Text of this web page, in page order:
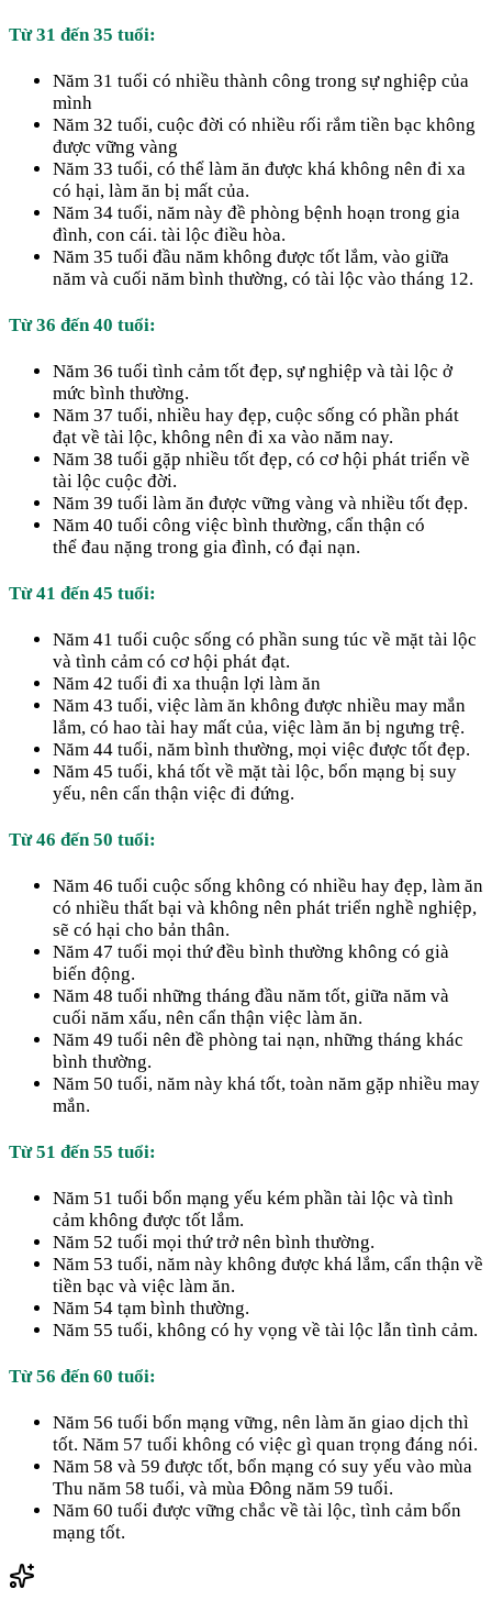
Từ 31 đến 35 tuổi:
Năm 31 tuổi có nhiều thành công trong sự nghiệp của
mình
Năm 32 tuổi, cuộc đời có nhiều rối rắm tiền bạc không
được vững vàng
Năm 33 tuổi, có thể làm ăn được khá không nên đi xa
có hại, làm ăn bị mất của.
Năm 34 tuổi, năm này đề phòng bệnh hoạn trong gia
đình, con cái. tài lộc điều hòa.
Năm 35 tuổi đầu năm không được tốt lắm, vào giữa
năm và cuối năm bình thường, có tài lộc vào tháng 12.
Từ 36 đến 40 tuổi:
Năm 36 tuổi tình cảm tốt đẹp, sự nghiệp và tài lộc ở
mức bình thường.
Năm 37 tuổi, nhiều hay đẹp, cuộc sống có phần phát
đạt về tài lộc, không nên đi xa vào năm nay.
Năm 38 tuổi gặp nhiều tốt đẹp, có cơ hội phát triển về
tài lộc cuộc đời.
Năm 39 tuổi làm ăn được vững vàng và nhiều tốt đẹp.
Năm 40 tuổi công việc bình thường, cẩn thận có
thể đau nặng trong gia đình, có đại nạn.
Từ 41 đến 45 tuổi:
Năm 41 tuổi cuộc sống có phần sung túc về mặt tài lộc
và tình cảm có cơ hội phát đạt.
Năm 42 tuổi đi xa thuận lợi làm ăn
Năm 43 tuổi, việc làm ăn không được nhiều may mắn
lắm, có hao tài hay mất của, việc làm ăn bị ngưng trệ.
Năm 44 tuổi, năm bình thường, mọi việc được tốt đẹp.
Năm 45 tuổi, khá tốt về mặt tài lộc, bổn mạng bị suy
yếu, nên cẩn thận việc đi đứng.
Từ 46 đến 50 tuổi:
Năm 46 tuổi cuộc sống không có nhiều hay đẹp, làm ăn
có nhiều thất bại và không nên phát triển nghề nghiệp,
sẽ có hại cho bản thân.
Năm 47 tuổi mọi thứ đều bình thường không có già
biến động.
Năm 48 tuổi những tháng đầu năm tốt, giữa năm và
cuối năm xấu, nên cẩn thận việc làm ăn.
Năm 49 tuổi nên đề phòng tai nạn, những tháng khác
bình thường.
Năm 50 tuổi, năm này khá tốt, toàn năm gặp nhiều may
mắn.
Từ 51 đến 55 tuổi:
Năm 51 tuổi bổn mạng yếu kém phần tài lộc và tình
cảm không được tốt lắm.
Năm 52 tuổi mọi thứ trở nên bình thường.
Năm 53 tuổi, năm này không được khá lắm, cẩn thận về
tiền bạc và việc làm ăn.
Năm 54 tạm bình thường.
Năm 55 tuổi, không có hy vọng về tài lộc lẫn tình cảm.
Từ 56 đến 60 tuổi:
Năm 56 tuổi bổn mạng vững, nên làm ăn giao dịch thì
tốt. Năm 57 tuổi không có việc gì quan trọng đáng nói.
Năm 58 và 59 được tốt, bổn mạng có suy yếu vào mùa
Thu năm 58 tuổi, và mùa Đông năm 59 tuổi.
Năm 60 tuổi được vững chắc về tài lộc, tình cảm bổn
mạng tốt.